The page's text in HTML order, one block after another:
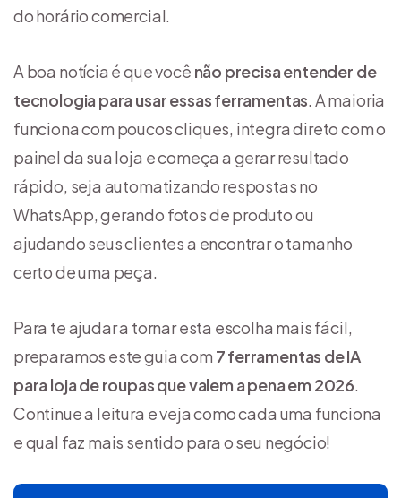
do horário comercial.
A boa notícia é que você não precisa entender de
tecnologia para usar essas ferramentas. A maioria
funciona com poucos cliques, integra direto com o
painel da sua loja e começa a gerar resultado
rápido, seja automatizando respostas no
WhatsApp, gerando fotos de produto ou
ajudando seus clientes a encontrar o tamanho
certo de uma peça.
Para te ajudar a tornar esta escolha mais fácil,
preparamos este guia com 7 ferramentas de IA
para loja de roupas que valem a pena em 2026.
Continue a leitura e veja como cada uma funciona
e qual faz mais sentido para o seu negócio!